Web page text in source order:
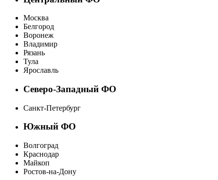
Москва
Белгород
Воронеж
Владимир
Рязань
Тула
Ярославль
Северо-Западный ФО
Санкт-Петербург
Южный ФО
Волгоград
Краснодар
Майкоп
Ростов-на-Дону